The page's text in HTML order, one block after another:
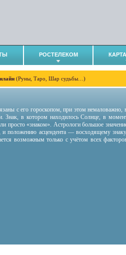
РОСТЕЛЕКОМ
(Руны, Таро, Шар судьбы…)
с его гороскопом, при этом немаловажно,
Знак, в котором находилось Солнце, в
просто «знаком». Астрологи большое
положению асцендента — восходящему
возможным только с учётом всех